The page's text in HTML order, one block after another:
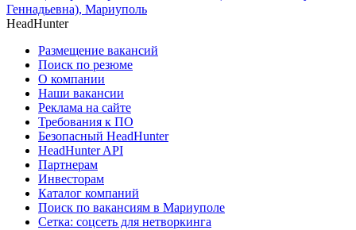
Геннадьевна), Мариуполь
HeadHunter
Размещение вакансий
Поиск по резюме
О компании
Наши вакансии
Реклама на сайте
Требования к ПО
Безопасный HeadHunter
HeadHunter API
Партнерам
Инвесторам
Каталог компаний
Поиск по вакансиям в Мариуполе
Сетка: соцсеть для нетворкинга